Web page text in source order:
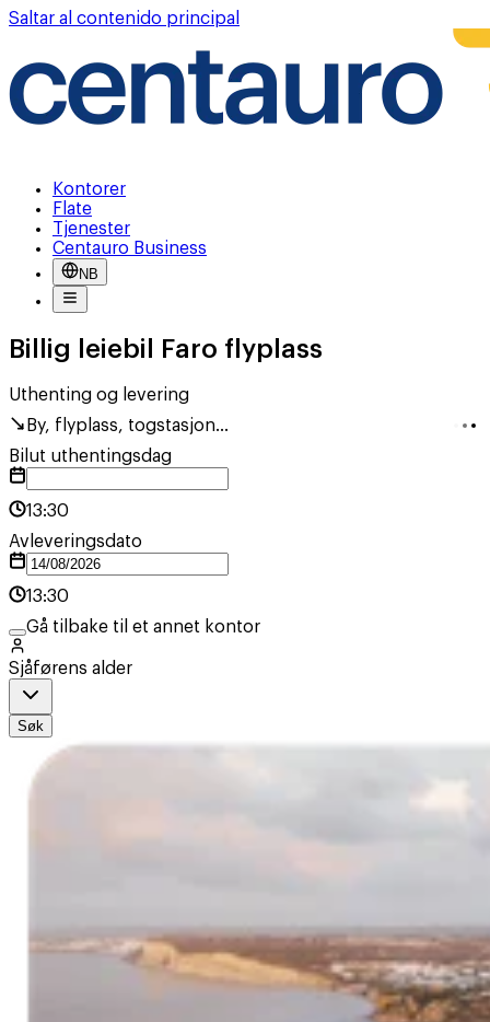
Saltar al contenido principal
Kontorer
Flate
Tjenester
Centauro Business
NB
Billig leiebil Faro flyplass
Uthenting og levering
By, flyplass, togstasjon...
Bilut uthentingsdag
13:30
Avleveringsdato
13:30
Gå tilbake til et annet kontor
Sjåførens alder
Søk